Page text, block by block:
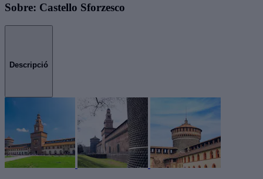
Sobre: Castello Sforzesco
Descripció